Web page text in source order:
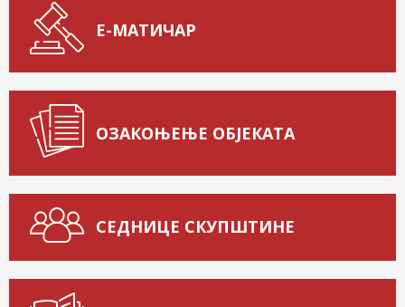
Е-МАТИЧАР
ОЗАКОЊЕЊЕ ОБЈЕКАТА
СЕДНИЦЕ СКУПШТИНЕ